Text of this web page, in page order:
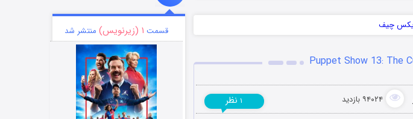
۹۴۰۲۴ بازدید ۱ نظر
قسمت ۱ (زیرنویس) منتشر شد